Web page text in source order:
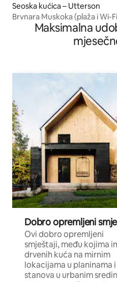
Seoska kućica – Utterson
Brvnara Muskoka (plaža i Wi-
Maksimalna
Dobro opremljeni
Ovi dobro opremljeni
smještaji, među kojima
drvenih kuća na mirnim
lokacijama u planinama i
stanova u urbanim